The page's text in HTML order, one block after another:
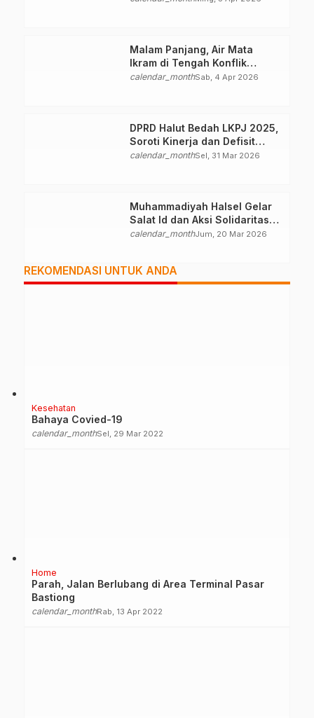
Malam Panjang, Air Mata
Ikram di Tengah Konflik
Halteng
calendar_monthSab, 4 Apr 2026
DPRD Halut Bedah LKPJ 2025,
Soroti Kinerja dan Defisit
Anggaran
calendar_monthSel, 31 Mar 2026
Muhammadiyah Halsel Gelar
Salat Id dan Aksi Solidaritas
Palestina
calendar_monthJum, 20 Mar 2026
REKOMENDASI UNTUK ANDA
Kesehatan
Bahaya Covied-19
calendar_monthSel, 29 Mar 2022
Home
Parah, Jalan Berlubang di Area Terminal Pasar
Bastiong
calendar_monthRab, 13 Apr 2022